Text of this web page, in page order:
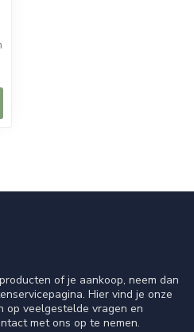
of je aankoop, neem dan
Hier vind je onze
op veelgestelde vragen en
met ons op te nemen.